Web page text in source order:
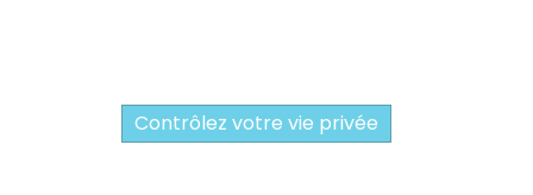
Contrôlez votre vie privée